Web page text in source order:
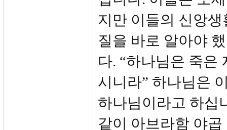
지만 이들의 신앙
질을 바로 알아야
다. “하나님은 죽은
시니라” 하나님은
하나님이라고 하십
같이 아브라함 야